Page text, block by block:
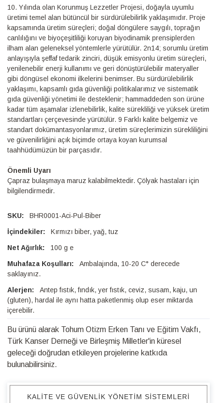
10.⁠ ⁠Yılında olan Korunmuş Lezzetler Projesi, doğayla uyumlu
üretimi temel alan bütüncül bir sürdürülebilirlik yaklaşımıdır. Proje
kapsamında üretim süreçleri; doğal döngülere saygılı, toprağın
canlılığını ve biyoçeşitliliği koruyan biyodinamik prensiplerden
ilham alan geleneksel yöntemlerle yürütülür. 2n14; sorumlu üretim
anlayışıyla şeffaf tedarik zinciri, düşük emisyonlu üretim süreçleri,
yenilenebilir enerji kullanımı ve geri dönüştürülebilir materyaller
gibi döngüsel ekonomi ilkelerini benimser. Bu sürdürülebilirlik
yaklaşımı, kapsamlı gıda güvenliği politikalarımız ve sistematik
gıda güvenliği yönetimi ile desteklenir; hammaddeden son ürüne
kadar tüm aşamalar izlenebilirlik, kalite sürekliliği ve yüksek üretim
standartları çerçevesinde yürütülür. 9 Farklı kalite belgemiz ve
standart dokümantasyonlarımız, üretim süreçlerimizin sürekliliğini
ve güvenilirliğini açık biçimde ortaya koyan kurumsal
taahhüdümüzün bir parçasıdır.
Önemli Uyarı
Çapraz bulaşmaya maruz kalabilmektedir. Çölyak hastaları için
bilgilendirmedir.
BHR0001-Aci-Pul-Biber
Kırmızı biber, yağ, tuz
100 g e
Ambalajında, 10-20 C° derecede
saklayınız.
Antep fıstık, fındık, yer fıstık, ceviz, susam, kaju, un
(gluten), hardal ile aynı hatta paketlenmiş olup eser miktarda
içerebilir.
Bu ürünü alarak Tohum Otizm Erken Tanı ve Eğitim Vakfı,
Türk Kanser Derneği ve Birleşmiş Milletler'in küresel
geleceği doğrudan etkileyen projelerine katkıda
bulunabilirsiniz.
KALITE VE GÜVENLIK YÖNETIM SISTEMLERI